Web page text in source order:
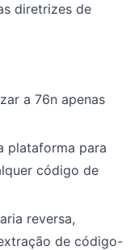
diretrizes de
a 76n apenas
plataforma para
código de
reversa,
de código-